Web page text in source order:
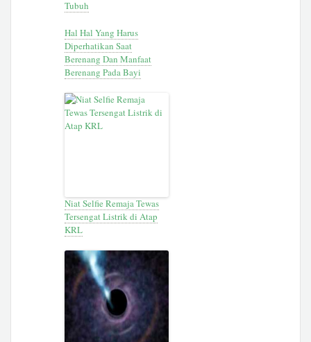
Tubuh
Hal Hal Yang Harus
Diperhatikan Saat
Berenang Dan Manfaat
Berenang Pada Bayi
Niat Selfie Remaja Tewas
Tersengat Listrik di Atap
KRL